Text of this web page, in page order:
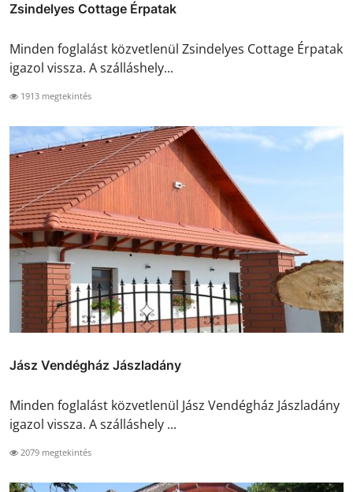
Zsindelyes Cottage Érpatak
Minden foglalást közvetlenül Zsindelyes Cottage Érpatak
igazol vissza. A szálláshely...
1913 megtekintés
Jász Vendégház Jászladány
Minden foglalást közvetlenül Jász Vendégház Jászladány
igazol vissza. A szálláshely ...
2079 megtekintés